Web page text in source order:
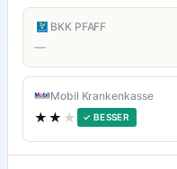
BKK PFAFF
—
Mobil Krankenkasse
★★ ★ ✓ BESSER